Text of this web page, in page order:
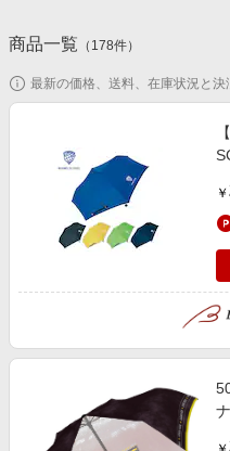
家電・PC・スマホ・カメラ
スポーツ・アウトドア・ゴルフ
インテリア・寝具
ペット・花・DIY・車
金融・マネー・保険
デジタルコンテンツ
ビジネス・その他サービス
新着ストアのご紹介
電子書籍特集
楽天サービス特集
旅行特集
わくわく夏特集
Apple公式サイト×楽天カード
Samsung ボーナスキャンペー
週末の高還元 夏の長期版
楽天IDでログイン/会員登録
商品一覧 （ 178件）
最新の価格、送料、在庫状況と決
￥